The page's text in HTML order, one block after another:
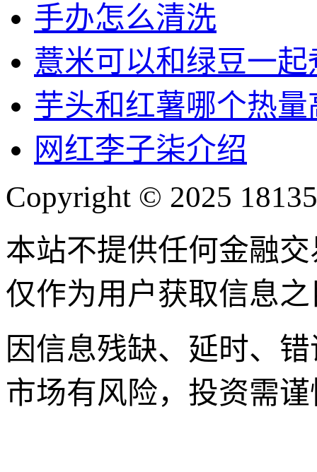
手办怎么清洗
薏米可以和绿豆一起
芋头和红薯哪个热量
网红李子柒介绍
Copyright © 2025
本站不提供任何金融
仅作为用户获取信息
因信息残缺、延时、
市场有风险，投资需